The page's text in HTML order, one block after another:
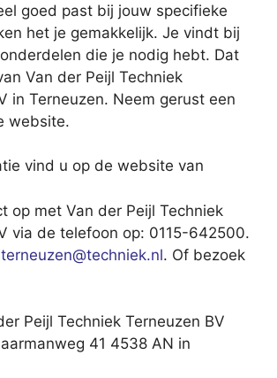
goed past bij jouw specifieke
het je gemakkelijk. Je vindt bij
die je nodig hebt. Dat
Van der Peijl Techniek
in Terneuzen. Neem gerust een
website.
vind u op de website van
op met Van der Peijl Techniek
via de telefoon op: 0115-642500.
terneuzen@techniek.nl. Of bezoek
Peijl Techniek Terneuzen BV
41 4538 AN in